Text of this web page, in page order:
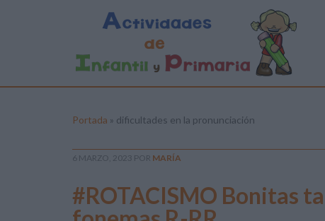
Portada » dificultades en la pronunciación
6 MARZO, 2023 POR MARÍA
#ROTACISMO Bonitas